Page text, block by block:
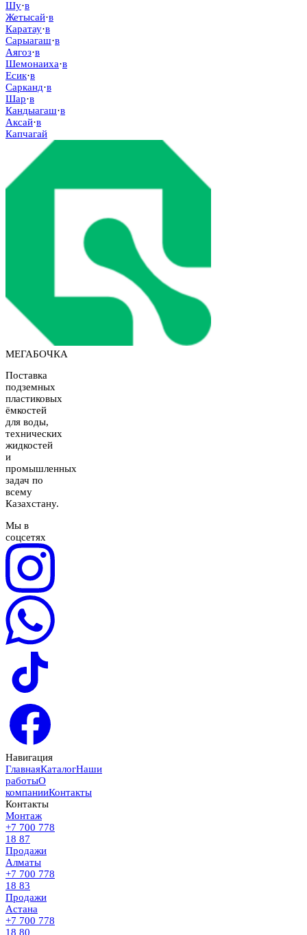
Шу·в
Жетысай·в
Каратау·в
Сарыагаш·в
Аягоз·в
Шемонаиха·в
Есик·в
Сарканд·в
Шар·в
Кандыагаш·в
Аксай·в
Капчагай
МЕГАБОЧКА
Поставка
подземных
пластиковых
ёмкостей
для воды,
технических
жидкостей
и
промышленных
задач по
всему
Казахстану.
Мы в
соцсетях
Навигация
ГлавнаяКаталогНаши
работыО
компанииКонтакты
Контакты
Монтаж
+7 700 778
18 87
Продажи
Алматы
+7 700 778
18 83
Продажи
Астана
+7 700 778
18 80